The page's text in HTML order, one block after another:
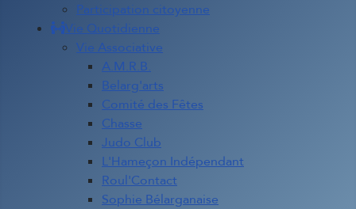
Participation citoyenne
Vie Quotidienne
Vie Associative
A.M.R.B.
Belarg'arts
Comité des Fêtes
Chasse
Judo Club
L'Hameçon Indépendant
Roul'Contact
Sophie Bélarganaise